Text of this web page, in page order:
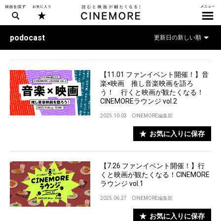
podocast
【11.01 ファンイベント開催！】音
楽×映画 推し音楽映画を語ろ
う！ 行くと映画が観たくなる！
CINEMOREラウンジ vol.2
2025.10.03 CINEMORE編集部
お気に入りに保存
【7.26 ファンイベント開催！】行
くと映画が観たくなる！CINEMORE
ラウンジ vol.1
2025.06.27 CINEMORE編集部
お気に入りに保存